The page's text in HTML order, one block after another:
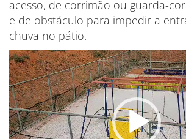
acesso, de corrimão ou guarda-
e de obstáculo para impedir a
chuva no pátio.
Tocador
de
vídeo